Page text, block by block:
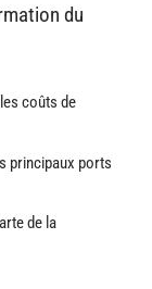
du
coûts de
principaux ports
de la